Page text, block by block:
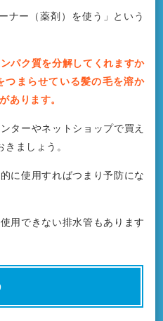
ナー（薬剤）を使う」という
パク質を分解してくれますか
つまらせている髪の毛を溶か
あります。
ターやネットショップで買え
ましょう。
に使用すればつまり予防にな
用できない排水管もあります